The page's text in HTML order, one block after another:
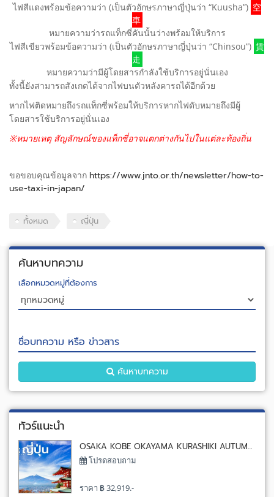
ไฟสีแดงพร้อมข้อความว่า (เป็นตัวอักษรภาษาญี่ปุ่นว่า “Kuusha”) 空
車
หมายความว่ารถแท็กซี่คันนั้นว่างพร้อมให้บริการ
ไฟสีเขียวพร้อมข้อความว่า (เป็นตัวอักษรภาษาญี่ปุ่นว่า “Chinsou”) 賃
走
หมายความว่ามีผู้โดยสารกำลังใช้บริการอยู่นั่นเอง
ทั้งนี้ยังสามารถสังเกตได้จากไฟบนตัวหลังคารถได้อีกด้วย
หากไฟติดหมายถึงรถแท็กซี่พร้อมให้บริการหากไฟดับหมายถึงมีผู้
โดยสารใช้บริการอยู่นั่นเอง
※หมายเหตุ สัญลักษณ์ของแท็กซี่อาจแตกต่างกันไปในแต่ละท้องถิ่น
ขอขอบคุณข้อมูลจาก https://www.jnto.or.th/newsletter/how-to-
use-taxi-in-japan/
ทั้งหมด ญี่ปุ่น
ค้นหาบทความ
เลือกหมวดหมู่ที่ต้องการ
ชื่อบทความ หรือ ข่าวสาร
ค้นหาบทความ
ทัวร์แนะนำ
OSAKA KOBE OKAYAMA KURASHIKI AUTUMN 5D3N ทัวร์ เรียล เรียล…โอซาก้า โอคายาม่า จัดว่าเด็ด 5 วัน 3 คืน โดยแอร์เอเชียเอ๊กซ์[D7]
โปรดสอบถาม
ราคา ฿ 32,919.-